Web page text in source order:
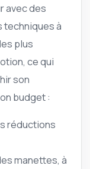
avec des
techniques à
plus
ce qui
son
budget :
réductions
manettes, à